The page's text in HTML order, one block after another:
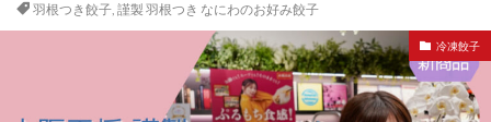
羽根つき餃子, 謹製 羽根つき なにわのお好み餃子
冷凍餃子